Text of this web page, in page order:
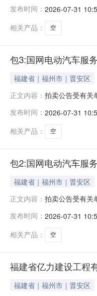
有限公司50辆
发布时间： 2026-07-31
相关产品：
空
包3:国网电动汽车服
福建省｜福州市｜晋安区
正文内容： 拍卖公告受有关
有限公司50辆
发布时间： 2026-07-31
相关产品：
空
包2:国网电动汽车服
福建省｜福州市｜晋安区
正文内容： 拍卖公告受有关
有限公司50辆
发布时间： 2026-07-31
相关产品：
空
福建省亿力建设工程
福建省｜福州市｜晋安区